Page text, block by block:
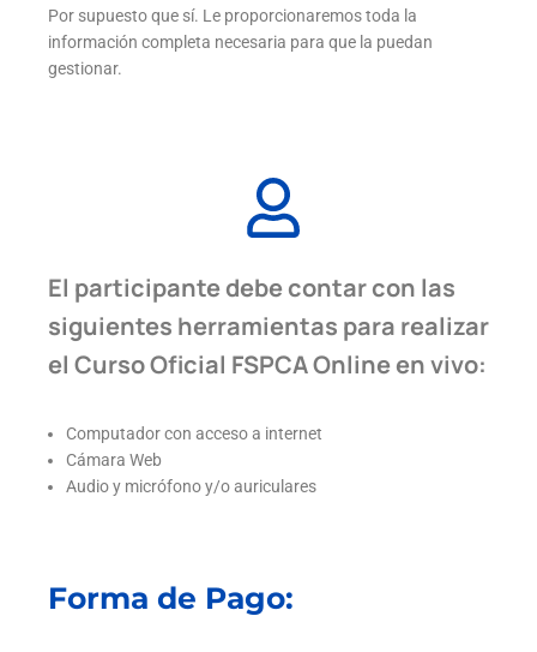
Por supuesto que sí. Le proporcionaremos toda la
información completa necesaria para que la puedan
gestionar.
El participante debe contar con las
siguientes herramientas para realizar
el Curso Oficial FSPCA Online en vivo:
Computador con acceso a internet
Cámara Web
Audio y micrófono y/o auriculares
Forma de Pago: